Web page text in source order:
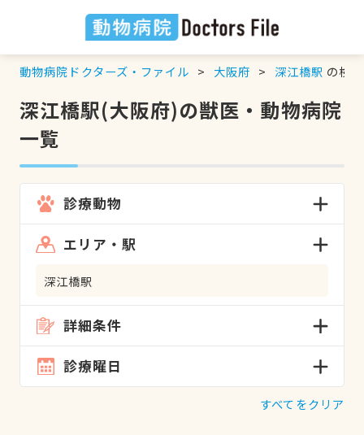
動物病院ドクターズ・ファイル 大阪府 深江橋駅 の検
深江橋駅(大阪府)の獣医・動物病院
一覧
診療動物
エリア・駅
深江橋駅
詳細条件
診療曜日
すべてをクリア